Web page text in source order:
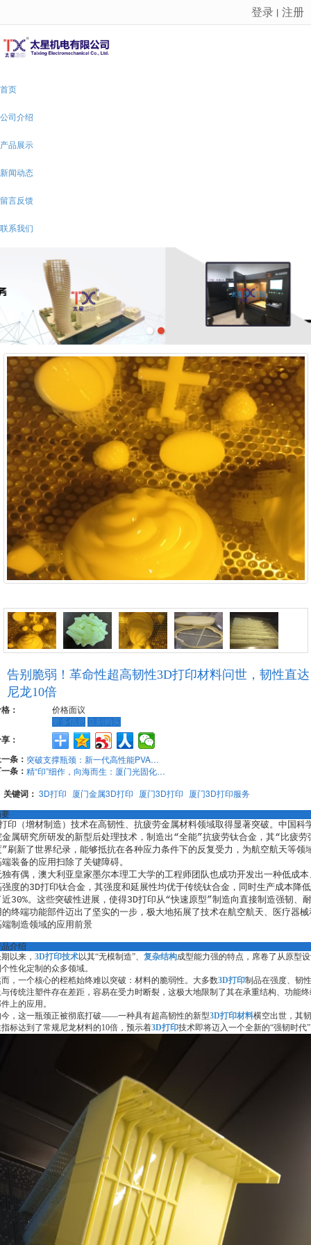
很遗憾，因您的浏览器版本过低导致无法获得最佳浏览体验，推荐下载安装谷歌浏览器！
登录 丨 注册
首页
公司介绍
产品展示
新闻动态
留言反馈
联系我们
告别脆弱！革命性超高韧性3D打印材料问世，韧性直达
尼龙10倍
：
价格面议
更多信息 立刻购买
：
条： 突破支撑瓶颈：新一代高性能PVA如何重塑工业3D打印的制造极限
条： 精“印”细作，向海而生：厦门光固化3D打印的智造革新与品质跃升
关键词： 3D打印 厦门金属3D打印 厦门3D打印 厦门3D打印服务
印（增材制造）技术在高韧性、抗疲劳金属材料领域取得显著突破。中国科
金属研究所研发的新型后处理技术，制造出“全能”抗疲劳钛合金，其“比疲劳
”刷新了世界纪录，能够抵抗在各种应力条件下的反复受力，为航空航天等领
装备的应用扫除了关键障碍。
独有偶，澳大利亚皇家墨尔本理工大学的工程师团队也成功开发出一种低成本
强度的3D打印钛合金，其强度和延展性均优于传统钛合金，同时生产成本降低
近30%。这些突破性进展，使得3D打印从“快速原型”制造向直接制造强韧、耐
的终端功能部件迈出了坚实的一步，极大地拓展了技术在航空航天、医疗器械
端制造领域的应用前景
介绍
以来， 3D打印技术以其“无模制造”、 复杂结构成型能力强的特点，席卷了从原型
性化定制的众多领域。
，一个核心的桎梏始终难以突破：材料的脆弱性。大多数3D打印制品在强度、韧性
传统注塑件存在差距，容易在受力时断裂，这极大地限制了其在承重结构、功能终
上的应用。
，这一瓶颈正被彻底打破——一种具有超高韧性的新型3D打印材料横空出世，其韧
标达到了常规尼龙材料的10倍，预示着3D打印技术即将迈入一个全新的“强韧时代